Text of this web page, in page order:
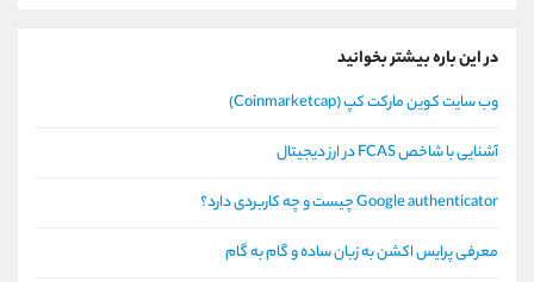
در این باره بیشتر بخوانید
وب سایت کوین مارکت کپ (Coinmarketcap)
آشنایی با شاخص FCAS در ارز دیجیتال
Google authenticator چیست و چه کاربردی دارد؟
معرفی پرایس اکشن به زبان ساده و گام به گام